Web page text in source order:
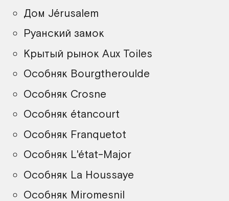
Дом Jérusalem
Руанский замок
Крытый рынок Aux Toiles
Особняк Bourgtheroulde
Особняк Crosne
Особняк étancourt
Особняк Franquetot
Особняк L'état-Major
Особняк La Houssaye
Особняк Miromesnil